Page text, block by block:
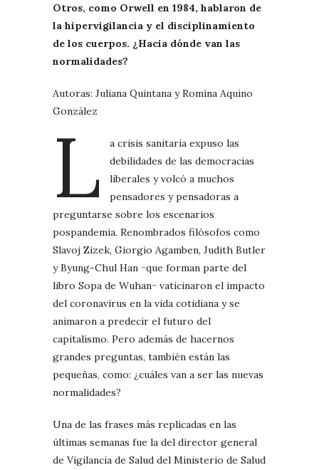
Otros, como Orwell en 1984, hablaron de
la hipervigilancia y el disciplinamiento
de los cuerpos. ¿Hacia dónde van las
normalidades?
Autoras: Juliana Quintana y Romina Aquino
González
L
a crisis sanitaria expuso las
debilidades de las democracias
liberales y volcó a muchos
pensadores y pensadoras a
preguntarse sobre los escenarios
pospandemia. Renombrados filósofos como
Slavoj Zizek, Giorgio Agamben, Judith Butler
y Byung-Chul Han −que forman parte del
libro Sopa de Wuhan− vaticinaron el impacto
del coronavirus en la vida cotidiana y se
animaron a predecir el futuro del
capitalismo. Pero además de hacernos
grandes preguntas, también están las
pequeñas, como: ¿cuáles van a ser las nuevas
normalidades?
Una de las frases más replicadas en las
últimas semanas fue la del director general
de Vigilancia de Salud del Ministerio de Salud